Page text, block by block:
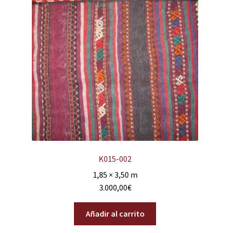
K015-002
1,85 × 3,50 m
3.000,00€
Añadir al carrito